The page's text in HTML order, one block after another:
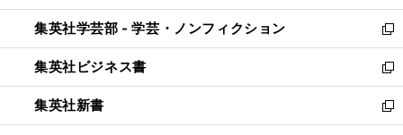
開
く
ウ
で
開
く
ン
ド
ウ
で
開
く
ウ
ィ
ン
ド
ウ
で
開
集英社学芸部 - 学芸・ノンフィクション
新
し
い
ウ
ィ
ン
集英社ビジネス書
新
し
い
ウ
集英社新書
新
し